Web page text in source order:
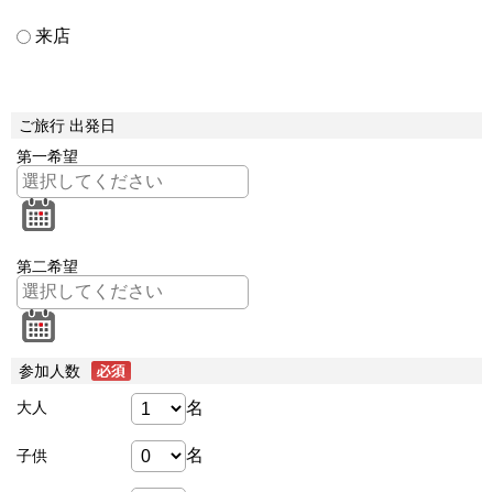
来店
ご旅行 出発日
第一希望
第二希望
参加人数
大人 名
子供 名